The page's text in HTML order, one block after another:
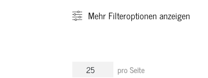
Mehr Filteroptionen anzeigen
pro Seite